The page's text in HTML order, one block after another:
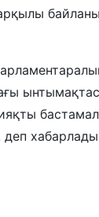
арқылы
деп